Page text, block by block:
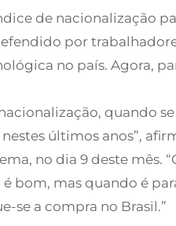
de nacionalização
por
no país. Agora,
quando
últimos anos”,
no dia 9 deste mês.
bom, mas quando é
se a compra no Brasil.”